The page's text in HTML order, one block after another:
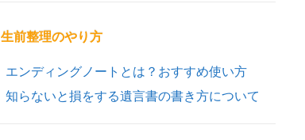
生前整理のやり方
エンディングノートとは？おすすめ使い方
知らないと損をする遺言書の書き方について